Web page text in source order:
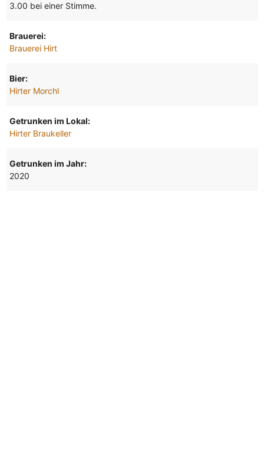
3.00 bei einer Stimme.
Brauerei:
Brauerei Hirt
Bier:
Hirter Morchl
Getrunken im Lokal:
Hirter Braukeller
Getrunken im Jahr:
2020